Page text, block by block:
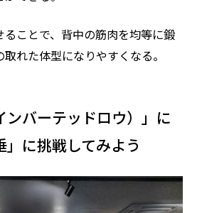
ることで、背中の筋肉を均等に鍛
れた体型になりやすくなる。
ンバーテッドロウ）」に
に挑戦してみよう